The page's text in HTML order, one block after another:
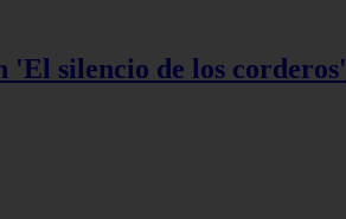
silencio de los corderos'